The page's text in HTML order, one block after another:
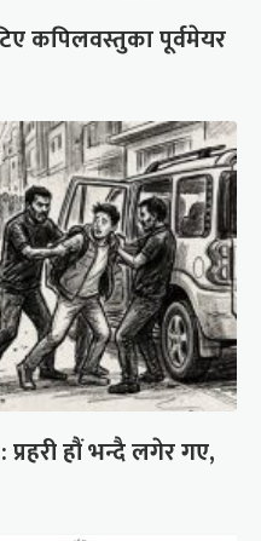
कपिलवस्तुका पूर्वमेयर
हौं भन्दै लगेर गए,